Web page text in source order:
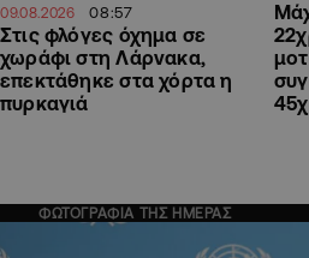
09.08.2026 08:57
Στις φλόγες όχημα σε
χωράφι στη Λάρνακα,
επεκτάθηκε στα χόρτα η
πυρκαγιά
ΦΩΤΟΓΡΑΦΙΑ ΤΗΣ ΗΜΕΡΑΣ